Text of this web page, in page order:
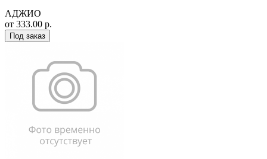
АДЖИО
от 333.00 р.
Под заказ